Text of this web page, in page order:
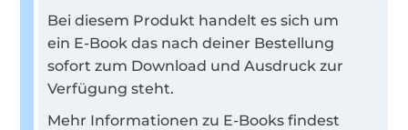
Bei diesem Produkt handelt es sich um
ein E-Book das nach deiner Bestellung
sofort zum Download und Ausdruck zur
Verfügung steht.
Mehr Informationen zu E-Books findest